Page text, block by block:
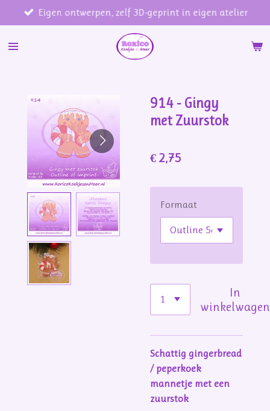
direct
naar
Eigen ontwerpen, zelf 3D-geprint in eigen atelier
914 - Gingy
met Zuurstok
€ 2,75
Formaat
In
winkelwagen
Schattig gingerbread
/ peperkoek
mannetje met een
zuurstok